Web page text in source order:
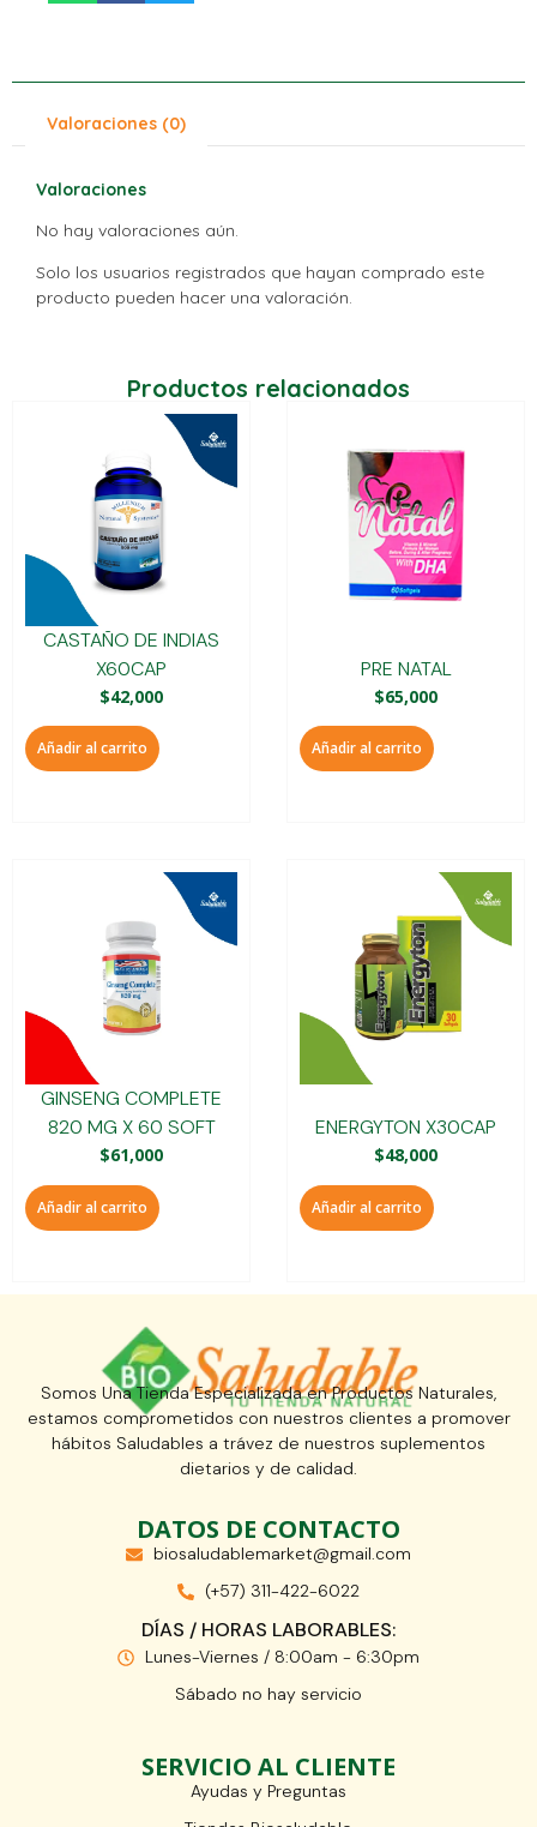
Valoraciones (0)
Valoraciones
No hay valoraciones aún.
Solo los usuarios registrados que hayan comprado este
producto pueden hacer una valoración.
Productos relacionados
CASTAÑO DE INDIAS
X60CAP
$42,000
Añadir al carrito
PRE NATAL
$65,000
Añadir al carrito
GINSENG COMPLETE
820 MG X 60 SOFT
$61,000
Añadir al carrito
ENERGYTON X30CAP
$48,000
Añadir al carrito
Somos Una Tienda Especializada en Productos Naturales,
estamos comprometidos con nuestros clientes a promover
hábitos Saludables a trávez de nuestros suplementos
dietarios y de calidad.
DATOS DE CONTACTO
biosaludablemarket@gmail.com
(+57) 311-422-6022
DÍAS / HORAS LABORABLES:
Lunes-Viernes / 8:00am - 6:30pm
Sábado no hay servicio
SERVICIO AL CLIENTE
Ayudas y Preguntas